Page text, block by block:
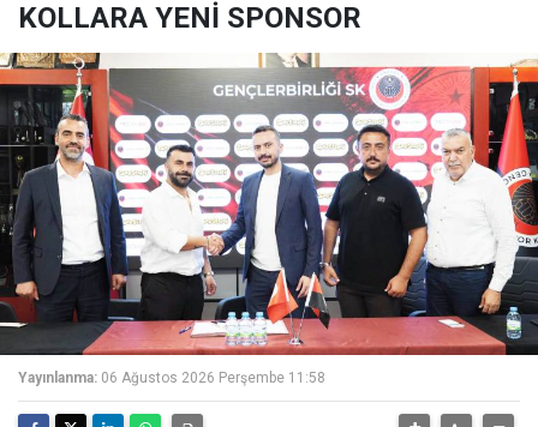
KOLLARA YENİ SPONSOR
Yayınlanma: 06 Ağustos 2026 Perşembe 11:58